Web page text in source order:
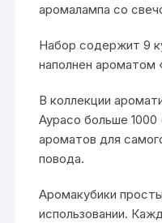
аромалампа со
Набор содержит 9
наполнен ароматом
В коллекции
Аурасо больше 1000
ароматов для
повода.
Аромакубики
использовании.